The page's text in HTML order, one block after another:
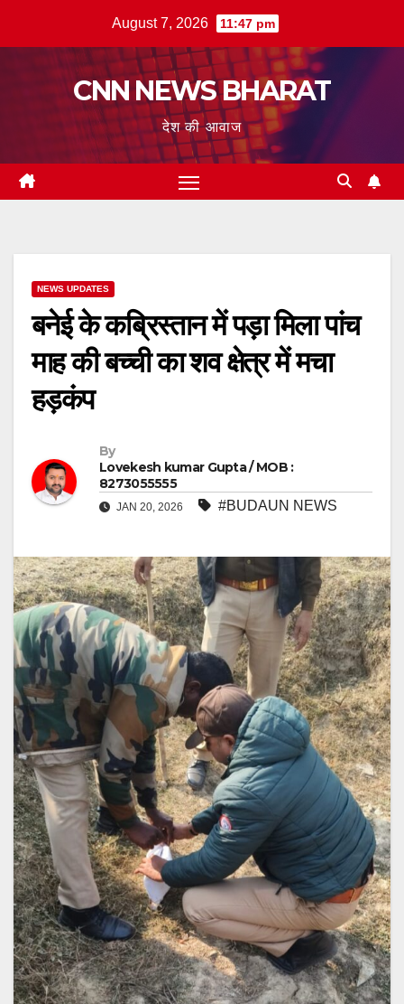
August 7, 2026 11:47 pm
CNN NEWS BHARAT
देश की आवाज
NEWS UPDATES
बनेई के कब्रिस्तान में पड़ा मिला पांच
माह की बच्ची का शव क्षेत्र में मचा
हड़कंप
By
Lovekesh kumar Gupta / MOB :
8273055555
JAN 20, 2026 #BUDAUN NEWS